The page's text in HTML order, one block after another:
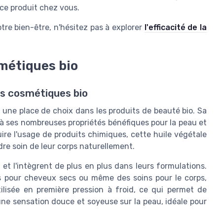
produit chez vous.
bien-être, n'hésitez pas à explorer l'efficacité de la
bio
cosmétiques bio
place de choix dans les produits de beauté bio. Sa
nombreuses propriétés bénéfiques pour la peau et
l'usage de produits chimiques, cette huile végétale
soin de leur corps naturellement.
l'intègrent de plus en plus dans leurs formulations.
cheveux secs ou même des soins pour le corps,
en première pression à froid, ce qui permet de
sensation douce et soyeuse sur la peau, idéale pour